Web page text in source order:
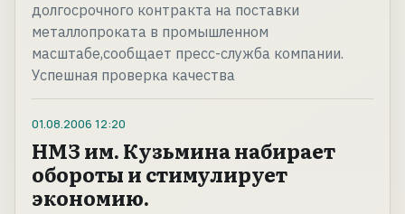
долгосрочного контракта на поставки
металлопроката в промышленном
масштабе,сообщает пресс-служба компании.
Успешная проверка качества
01.08.2006 12:20
НМЗ им. Кузьмина набирает
обороты и стимулирует
экономию.